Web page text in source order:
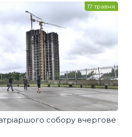
собору вчергове
17 травня